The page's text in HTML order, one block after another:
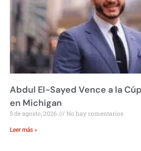
Abdul El-Sayed Vence a la
en Michigan
5 de agosto, 2026 No hay comentarios
Leer más »